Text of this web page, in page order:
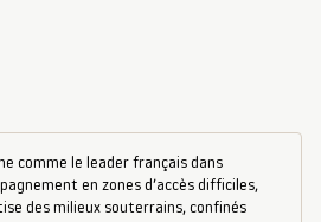
comme le leader français dans
en zones d’accès difficiles,
des milieux souterrains, confinés